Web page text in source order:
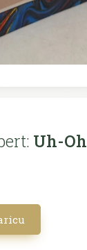
Uh-Oh